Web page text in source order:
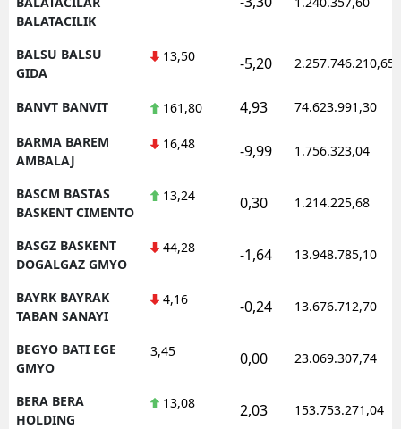
BALATACILIK
BALSU BALSU
GIDA
13,50 -5,20 2.257.746.210,65
BANVT BANVIT 161,80 4,93 74.623.991,30
BARMA BAREM
AMBALAJ
16,48 -9,99 1.756.323,04
BASCM BASTAS
BASKENT CIMENTO
13,24 0,30 1.214.225,68
BASGZ BASKENT
DOGALGAZ GMYO
44,28 -1,64 13.948.785,10
BAYRK BAYRAK
TABAN SANAYI
4,16 -0,24 13.676.712,70
BEGYO BATI EGE
GMYO
3,45 0,00 23.069.307,74
BERA BERA
HOLDING
13,08 2,03 153.753.271,04